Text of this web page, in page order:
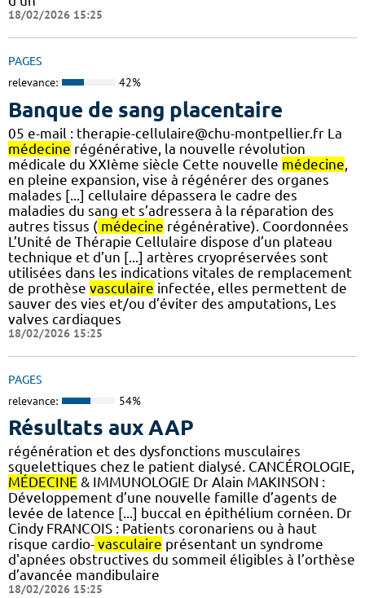
18/02/2026 15:25
PAGES
relevance: 42%
Banque de sang placentaire
05 e-mail : therapie-cellulaire@chu-montpellier.fr La
médecine régénérative, la nouvelle révolution
médicale du XXIème siècle Cette nouvelle médecine
en pleine expansion, vise à régénérer des organes
malades [...] cellulaire dépassera le cadre des
maladies du sang et s’adressera à la réparation des
autres tissus ( médecine régénérative). Coordonnées
L’Unité de Thérapie Cellulaire dispose d’un plateau
technique et d’un [...] artères cryopréservées sont
utilisées dans les indications vitales de remplacement
de prothèse vasculaire infectée, elles permettent de
sauver des vies et/ou d’éviter des amputations, Les
valves cardiaques
18/02/2026 15:25
PAGES
relevance: 54%
Résultats aux AAP
régénération et des dysfonctions musculaires
squelettiques chez le patient dialysé. CANCÉROLOGIE,
MÉDECINE & IMMUNOLOGIE Dr Alain MAKINSON :
Développement d’une nouvelle famille d’agents de
levée de latence [...] buccal en épithélium cornéen. Dr
Cindy FRANCOIS : Patients coronariens ou à haut
risque cardio- vasculaire présentant un syndrome
d'apnées obstructives du sommeil éligibles à l’orthèse
d’avancée mandibulaire
18/02/2026 15:25